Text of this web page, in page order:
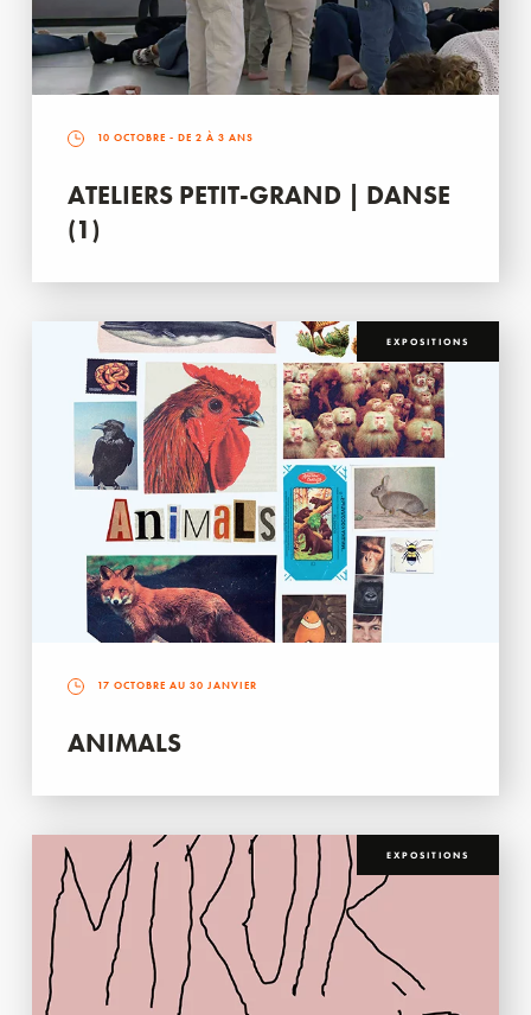
10 OCTOBRE - DE 2 À 3 ANS
ATELIERS PETIT-GRAND | DANSE
(1)
EXPOSITIONS
17 OCTOBRE AU 30 JANVIER
ANIMALS
EXPOSITIONS